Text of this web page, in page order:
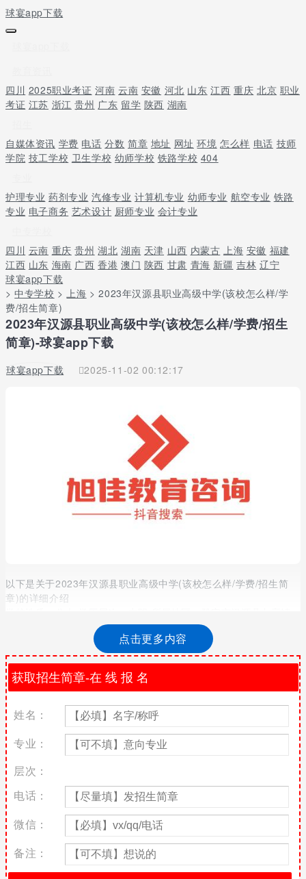
球宴app下载
四川 2025职业考证 河南 云南 安徽 河北 山东 江西 重庆 北京 职业
考证 江苏 浙江 贵州 广东 留学 陕西 湖南
自媒体资讯 学费 电话 分数 简章 地址 网址 环境 怎么样 电话 技师
学院 技工学校 卫生学校 幼师学校 铁路学校 404
护理专业 药剂专业 汽修专业 计算机专业 幼师专业 航空专业 铁路
专业 电子商务 艺术设计 厨师专业 会计专业
四川 云南 重庆 贵州 湖北 湖南 天津 山西 内蒙古 上海 安徽 福建
江西 山东 海南 广西 香港 澳门 陕西 甘肃 青海 新疆 吉林 辽宁
球宴app下载
>中专学校 >上海 > 2023年汉源县职业高级中学(该校怎么样/学
费/招生简章)
2023年汉源县职业高级中学(该校怎么样/学费/招生
简章)-球宴app下载
球宴app下载 2025-11-02 00:12:17
以下是关于2023年汉源县职业高级中学(该校怎么样/学费/招生简
章)的详细介绍
枣林村六组 学历形式：全日制 建校时间：1982年 院校地址：雅安
市汉源县九襄镇枣林村六组 主要专业：液压与气动技术专业知识产
权管理专业铁道工程技术专业信息管理与信息系统专业
2023年汉源县职业高级中学(该校怎么样/学费/招生简章)
汉源县职业高级中学简介：
成拥有初中、高中两种学历教育，是汉源县唯一的一所中等职
业学校，设有国家职业技能鉴定站和国家首批再就业培训基地——
四川省计算机考试考点和四川省英语等级考试考点，家电维修等级
鉴定站。
1982年成立，原址在九襄镇大木村五组三教庵农业初中的基础
上成立，1983年，迁入九襄镇红光村二组，原红光小学，发展成拥
有初中、高中两种学历教育，是汉源县唯一的一所中等职业学校，
设有国家职业技能鉴定站和国家首批再就业培训基地——四川省计
算机考试考点和四川省英语等级考试考点，家电维修等级鉴定站。
汉源县职业高级中学坐落于汉源县文化、经济、交通重镇九襄，国
道108线东侧，这里环境幽静，是读书育人、成才的重要基地。
点击更多内容
姓名：
专业：
层次：
电话：
微信：
备注：